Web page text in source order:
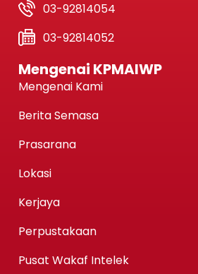
03-92814054
03-92814052
Mengenai KPMAIWP
Mengenai Kami
Berita Semasa
Prasarana
Lokasi
Kerjaya
Perpustakaan
Pusat Wakaf Intelek